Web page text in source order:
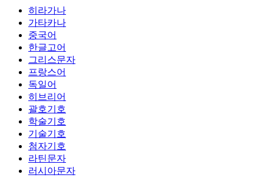
히라가나
가타카나
중국어
한글고어
그리스문자
프랑스어
독일어
히브리어
괄호기호
학술기호
기술기호
첨자기호
라틴문자
러시아문자